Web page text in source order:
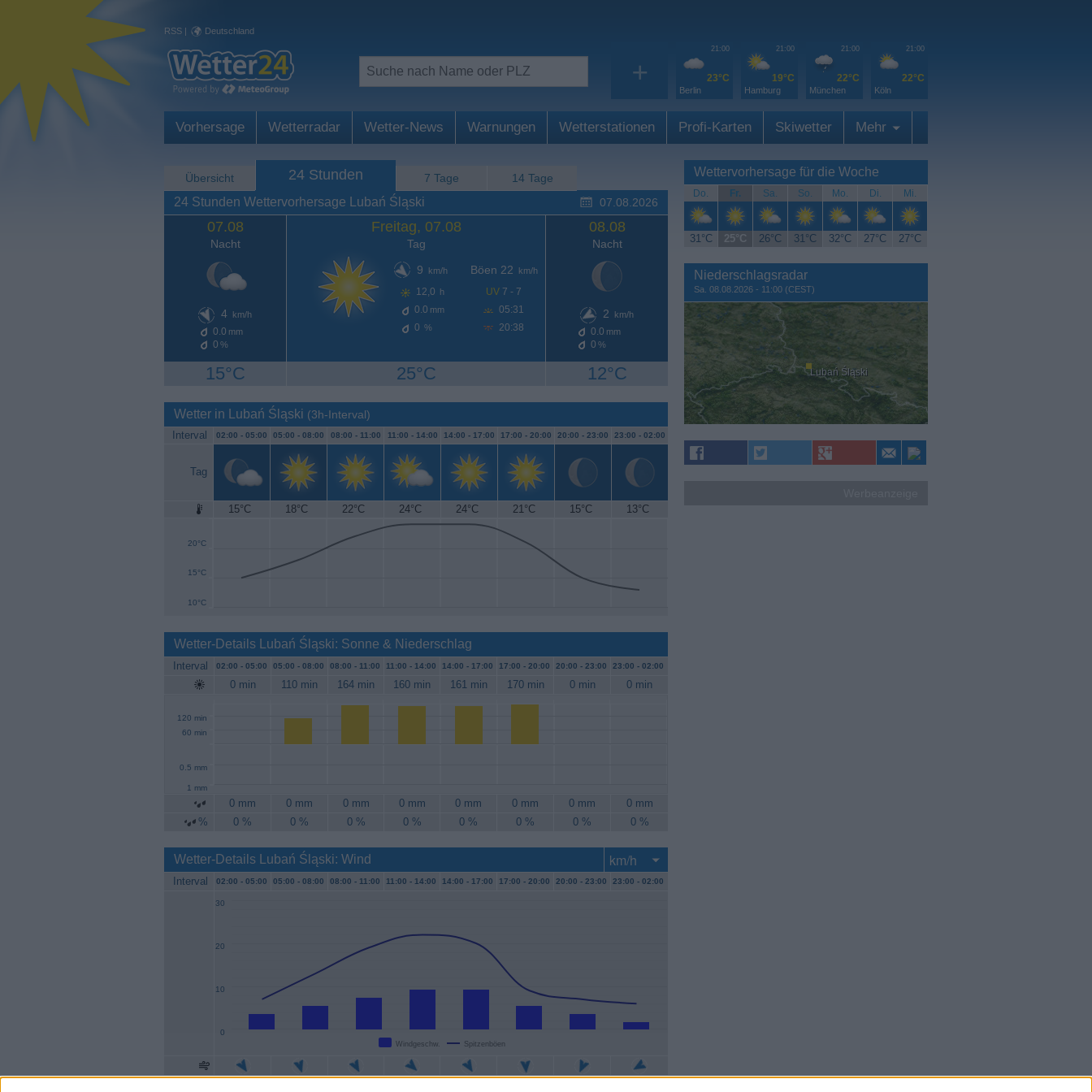
RSS | Deutschland
+
21:00
23°C
Berlin
21:00
19°C
Hamburg
21:00
22°C
München
21:00
22°C
Köln
Vorhersage Wetterradar Wetter-News Warnungen Wetterstationen Profi-Karten Skiwetter Mehr
Übersicht 24 Stunden 7 Tage 14 Tage
24 Stunden Wettervorhersage Lubań Śląski 07.08.2026
07.08
Nacht
4 km/h
0.0 mm
0 %
15°C
Freitag, 07.08
Tag
9
km/h
12,0 h
0.0 mm
0 %
Böen 22 km/h
UV 7 - 7
05:31
20:38
25°C
08.08
Nacht
2 km/h
0.0 mm
0 %
12°C
Wetter in Lubań Śląski (3h-Interval)
Interval 02:00 - 05:00 05:00 - 08:00 08:00 - 11:00 11:00 - 14:00 14:00 - 17:00 17:00 - 20:00 20:00 - 23:00 23:00 - 02:00
Tag
15°C 18°C 22°C 24°C 24°C 21°C 15°C 13°C
10°C
15°C
20°C
25°C
Wetter-Details Lubań Śląski: Sonne & Niederschlag
Interval 02:00 - 05:00 05:00 - 08:00 08:00 - 11:00 11:00 - 14:00 14:00 - 17:00 17:00 - 20:00 20:00 - 23:00 23:00 - 02:00
0 min 110 min 164 min 160 min 161 min 170 min 0 min 0 min
60 min
120 min
0.5 mm
1 mm
0 mm 0 mm 0 mm 0 mm 0 mm 0 mm 0 mm
0 mm
%
0 % 0 % 0 % 0 % 0 % 0 % 0 % 0 %
Wetter-Details Lubań Śląski: Wind
Interval 02:00 - 05:00 05:00 - 08:00 08:00 - 11:00 11:00 - 14:00 14:00 - 17:00 17:00 - 20:00 20:00 - 23:00 23:00 - 02:00
Windgeschw. Spitzenböen
0
10
20
30
Wettervorhersage für die Woche
Do. Fr. Sa. So. Mo. Di. Mi.
31°C 25°C 26°C 31°C 32°C 27°C 27°C
Niederschlagsradar
Sa. 08.08.2026 - 11:00 (CEST)
Lubań Śląski